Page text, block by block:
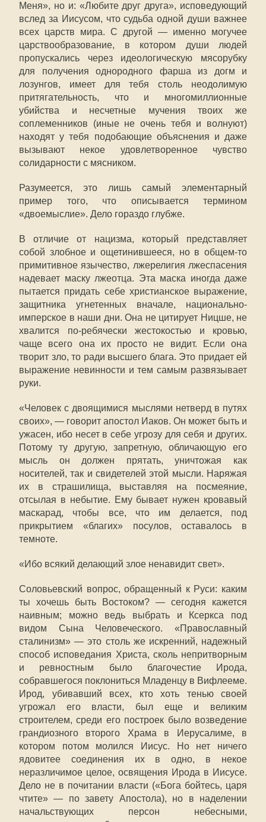
Меня», но и: «Любите друг друга», исповедующий
вслед за Иисусом, что судьба одной души важнее
всех царств мира. С другой — именно могучее
царствообразование, в котором души людей
пропускались через идеологическую мясорубку
для получения однородного фарша из догм и
лозунгов, имеет для тебя столь неодолимую
притягательность, что и многомиллионные
убийства и несчетные мучения твоих же
соплеменников (иные не очень тебя и волнуют)
находят у тебя подобающие объяснения и даже
вызывают некое удовлетворенное чувство
солидарности с мясником.
Разумеется, это лишь самый элементарный
пример того, что описывается термином
«двоемыслие». Дело гораздо глубже.
В отличие от нацизма, который представляет
собой злобное и ощетинившееся, но в общем-то
примитивное язычество, лжерелигия лжеспасения
надевает маску лжеотца. Эта маска иногда даже
пытается придать себе христианское выражение,
защитника угнетенных вначале, национально-
имперское в наши дни. Она не цитирует Ницше, не
хвалится по-ребячески жестокостью и кровью,
чаще всего она их просто не видит. Если она
творит зло, то ради высшего блага. Это придает ей
выражение невинности и тем самым развязывает
руки.
«Человек с двоящимися мыслями нетверд в путях
своих», — говорит апостол Иаков. Он может быть и
ужасен, ибо несет в себе угрозу для себя и других.
Потому ту другую, запретную, обличающую его
мысль он должен прятать, уничтожая как
носителей, так и свидетелей этой мысли. Наряжая
их в страшилища, выставляя на посмеяние,
отсылая в небытие. Ему бывает нужен кровавый
маскарад, чтобы все, что им делается, под
прикрытием «благих» посулов, оставалось в
темноте.
«Ибо всякий делающий злое ненавидит свет».
Соловьевский вопрос, обращенный к Руси: каким
ты хочешь быть Востоком? — сегодня кажется
наивным; можно ведь выбрать и Ксеркса под
видом Сына Человеческого. «Православный
сталинизм» — это столь же искренний, надежный
способ исповедания Христа, сколь непритворным
и ревностным было благочестие Ирода,
собравшегося поклониться Младенцу в Вифлееме.
Ирод, убивавший всех, кто хоть тенью своей
угрожал его власти, был еще и великим
строителем, среди его построек было возведение
грандиозного второго Храма в Иерусалиме, в
котором потом молился Иисус. Но нет ничего
ядовитее соединения их в одно, в некое
неразличимое целое, освящения Ирода в Иисусе.
Дело не в почитании власти («Бога бойтесь, царя
чтите» — по завету Апостола), но в наделении
начальствующих персон небесными,